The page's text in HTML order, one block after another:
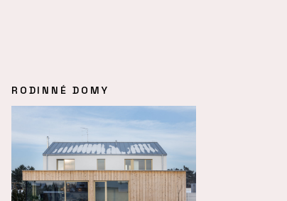
RODINNÉ DOMY